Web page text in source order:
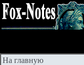
На главную